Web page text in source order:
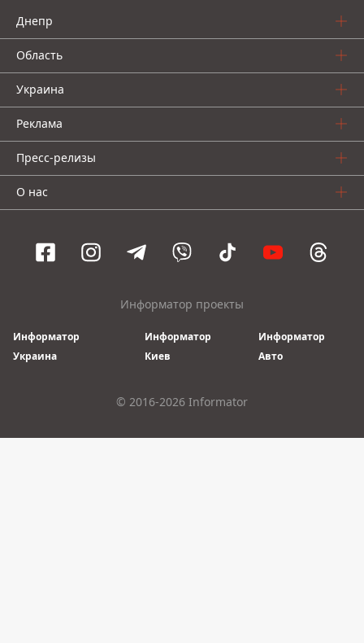
Днепр
Область
Украина
Реклама
Пресс-релизы
О нас
Информатор проекты
Информатор
Украина
Информатор
Киев
Информатор
Авто
© 2016-2026 Informator